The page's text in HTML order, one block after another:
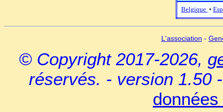
Belgique •
L'association -
© Copyright 2017-2026,
réservés. - version 1.50